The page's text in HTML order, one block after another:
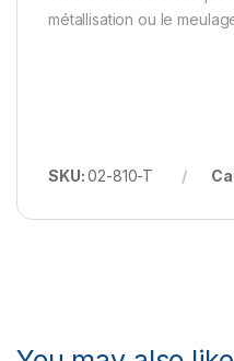
métallisation ou le
SKU:02-810-T